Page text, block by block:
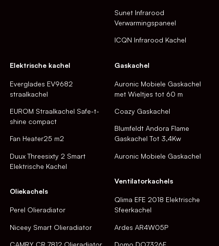
Sunet Infrarood
Verwarmingspaneel
ICQN Infrarood Kachel
Elektrische kachel
Everglades EV9682
straalkachel
EUROM Straalkachel Safe-t-
shine compact
Fan Heater25 m2
Duux Threesixty 2 Smart
Elektrische Kachel
Oliekachels
Perel Olieradiator
Niceey Smart Olieradiator
CAMRY CR 7812 Olieradiator
Gaskachel
Auronic Mobiele Gaskachel
met Wieltjes tot 60 m
Coazy Gaskachel
Blumfeldt Andora Flame
Gaskachel Tot 3,4Kw
Auronic Mobiele Gaskachel
Ventilatorkachels
Qlima EFE 2018 Elektrische
Sfeerkachel
Ardes AR4W05P
Domo DO7326F